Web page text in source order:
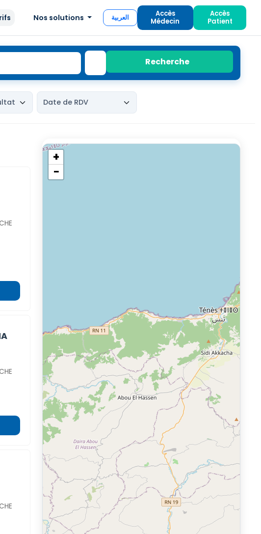
Nos solutions العربية
Accès
Médecin
Accès
Patient
Recherche
+
−